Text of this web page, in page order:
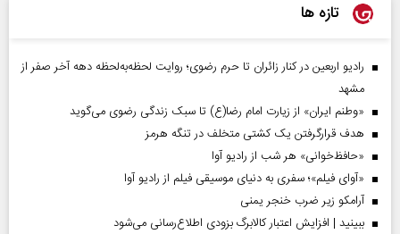
تازه ها
رادیو اربعین در کنار زائران تا حرم رضوی؛ روایت لحظه‌به‌لحظه دهه آخر صفر از
مشهد
«وطنم ایران» از زیارت امام رضا(ع) تا سبک زندگی رضوی می‌گوید
هدف قرارگرفتن یک کشتی متخلف در تنگه هرمز
«حافظ‌خوانی» هر شب از رادیو آوا
«آوای فیلم»؛ سفری به دنیای موسیقی فیلم از رادیو آوا
آرامکو زیر ضرب خنجر یمنی
ببینید | افزایش اعتبار کالابرگ بزودی اطلاع‌رسانی می‌شود